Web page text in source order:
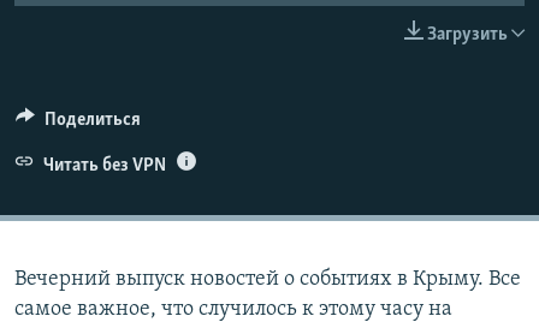
ELIFBE
УКРАИНСКАЯ ПРОБЛЕМА КРЫМА
Загрузить
Поделиться
Читать без VPN
Вечерний выпуск новостей о событиях в Крыму. Все
самое важное, что случилось к этому часу на